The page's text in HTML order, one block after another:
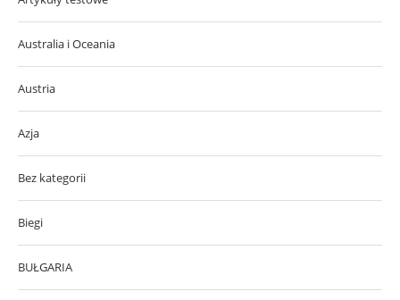
Australia i Oceania
Austria
Azja
Bez kategorii
Biegi
BUŁGARIA